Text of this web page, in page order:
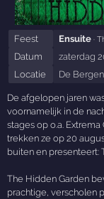
Feest Ensuite ·
Datum
zaterdag
Locatie
De Bergen
De afgelopen jaren
voornamelijk in de
stages op o.a.
trekken ze op 20
buiten en presenteert:
The Hidden Garden
prachtige, verscholen